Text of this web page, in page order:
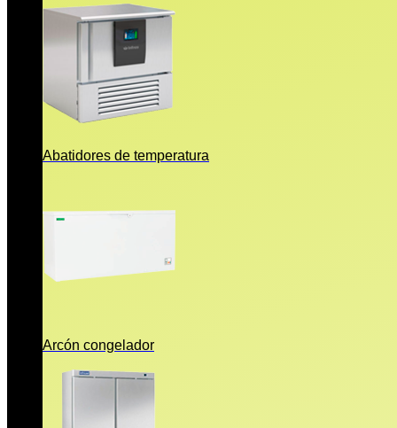
Abatidores de temperatura
Arcón congelador